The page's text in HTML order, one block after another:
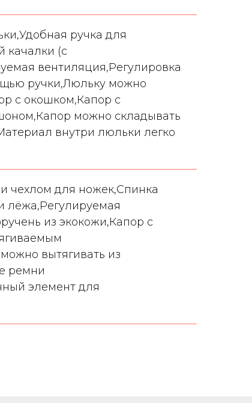
ручка для
качалки (с
вентиляция,Регулировка
ручки,Люльку можно
с окошком,Капор с
можно складывать
внутри люльки легко
чехлом для ножек,Спинка
лёжа,Регулируемая
из экокожи,Капор с
вытягивать из
ремни
элемент для